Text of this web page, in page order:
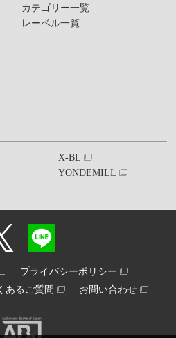
カテゴリー一覧
レーベル一覧
X-BL
YONDEMILL
プライバシーポリシー
あるご質問 お問い合わせ